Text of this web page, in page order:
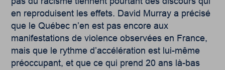
en reproduisent les effets. David Murray a précisé
que le Québec n’en est pas encore aux
manifestations de violence observées en France,
mais que le rythme d’accélération est lui-même
préoccupant, et que ce qui prend 20 ans là-bas